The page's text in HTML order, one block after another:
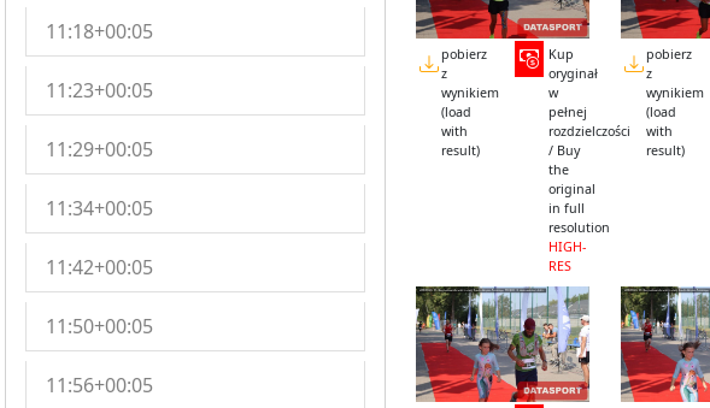
11:18+00:05
11:23+00:05
11:29+00:05
11:34+00:05
11:42+00:05
11:50+00:05
11:56+00:05
pobierz
z
wynikiem
(load
with
result)
Kup
oryginał
w
pełnej
rozdzielczości
/ Buy
the
original
in full
resolution
HIGH-
RES
pobierz
z
wynikiem
(load
with
result)